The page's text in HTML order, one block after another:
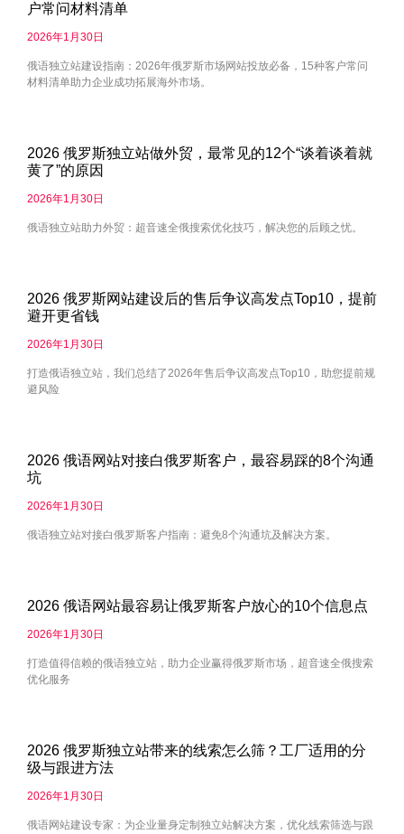
户常问材料清单
2026年1月30日
俄语独立站建设指南：2026年俄罗斯市场网站投放必备，15种客户常问
材料清单助力企业成功拓展海外市场。
2026 俄罗斯独立站做外贸，最常见的12个“谈着谈着就
黄了”的原因
2026年1月30日
俄语独立站助力外贸：超音速全俄搜索优化技巧，解决您的后顾之忧。
2026 俄罗斯网站建设后的售后争议高发点Top10，提前
避开更省钱
2026年1月30日
打造俄语独立站，我们总结了2026年售后争议高发点Top10，助您提前规
避风险
2026 俄语网站对接白俄罗斯客户，最容易踩的8个沟通
坑
2026年1月30日
俄语独立站对接白俄罗斯客户指南：避免8个沟通坑及解决方案。
2026 俄语网站最容易让俄罗斯客户放心的10个信息点
2026年1月30日
打造值得信赖的俄语独立站，助力企业赢得俄罗斯市场，超音速全俄搜索
优化服务
2026 俄罗斯独立站带来的线索怎么筛？工厂适用的分
级与跟进方法
2026年1月30日
俄语网站建设专家：为企业量身定制独立站解决方案，优化线索筛选与跟